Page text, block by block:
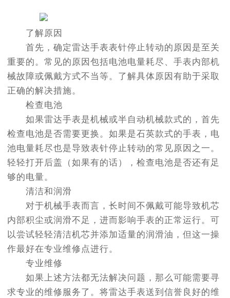
了解原因
首先，确定雷达手表表针停止转动的原因是至关
重要的。常见的原因包括电池电量耗尽、手表内部机
械故障或佩戴方式不当等。了解具体原因有助于采取
正确的解决措施。
检查电池
如果雷达手表是机械或半自动机械款式的，首先
检查电池是否需要更换。如果是石英款式的手表，电
池电量耗尽也是导致表针停止转动的常见原因之一。
轻轻打开后盖（如果有的话），检查电池是否还有足
够的电量。
清洁和润滑
对于机械手表而言，长时间不佩戴可能导致机芯
内部积尘或润滑不足，进而影响手表的正常运行。可
以尝试轻轻清洁机芯并添加适量的润滑油，但这一操
作最好在专业维修点进行。
专业维修
如果上述方法都无法解决问题，那么可能需要寻
求专业的维修服务了。将雷达手表送到信誉良好的维